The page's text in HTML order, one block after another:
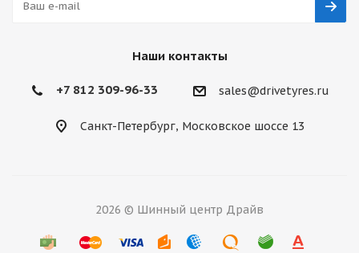
Наши контакты
+7 812 309-96-33 sales@drivetyres.ru
Санкт-Петербург, Московское шоссе 13
2026 © Шинный центр Драйв